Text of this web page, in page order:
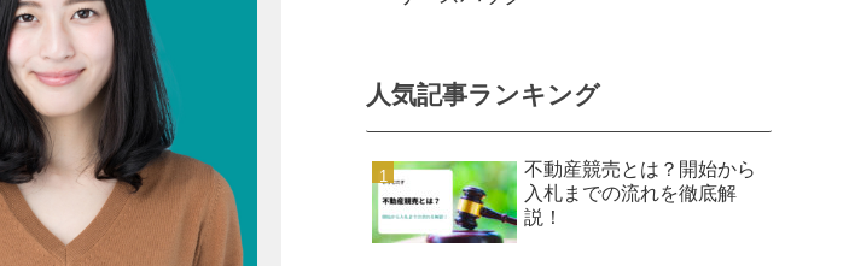
人気記事ランキング
不動産競売とは？開始から
入札までの流れを徹底解
説！